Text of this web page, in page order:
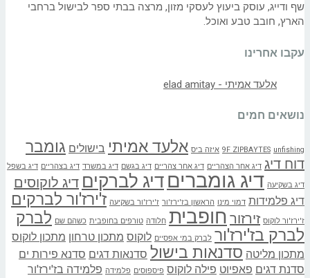
שף ודייג, עוסק ביעוץ לעסקי מזון, מרצה בבתי ספר לבישול ברחבי
הארץ, חובב טבע ואוכל.
עקבו אחרינו
נושאים חמים
9F ZIPBAYTES unfishing איזה ביס אלעד אמיתי בישולים גומבר
דוח דיג דיג אחר הצהריים דיג אחר צהריים דיג בגשם דיג במשרד דיג בצהריים דיג בשפל
דיג בשקיעה דיג גומברים דיג לברקים דיג לוקוסים
דיג פלמידות דמוי מינו הראשון בז'ירז'ור ז'ירז'ור בשקיעה ז'ירז'ור לברקים
ז'ירז'ור לוקוס זירזור חופבית חלודה טורפים בחופבית כשהם שם לברק
לברק בז'ירז'ור לברק במי אפסיים לוקוס מתכון טרחון מתכון לוקוס
מתכון מליטה סדנאות בישול סדנאות דגים סדנא פירות ים
סדנת דגים פאפיוט פילה לוקוס פיספוסים פלמידה פלמידה בז'ירז'ור